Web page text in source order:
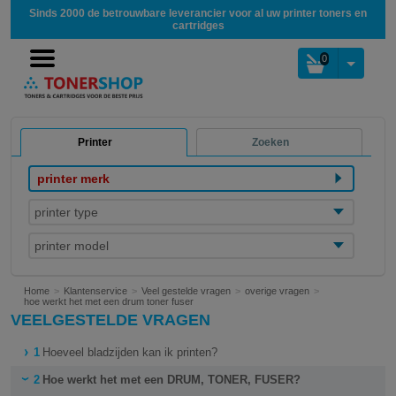
Sinds 2000 de betrouwbare leverancier voor al uw printer toners en
cartridges
0
Printer Zoeken
printer merk
printer type
printer model
Home Klantenservice Veel gestelde vragen
overige vragen
hoe werkt het met een drum toner fuser
VEELGESTELDE VRAGEN
1 Hoeveel bladzijden kan ik printen?
2 Hoe werkt het met een DRUM, TONER, FUSER?